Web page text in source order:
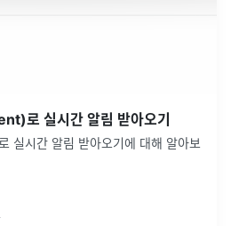
로 실시간 알림 받아오기
실시간 알림 받아오기에 대해 알아보